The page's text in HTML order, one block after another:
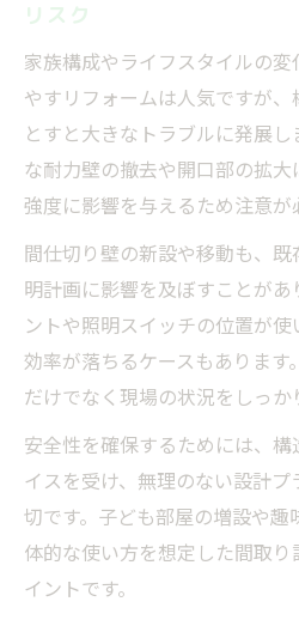
リスク
家族構成やライフスタイルの
やすリフォームは人気ですが
とすと大きなトラブルに発展
な耐力壁の撤去や開口部の拡
強度に影響を与えるため注意が
間仕切り壁の新設や移動も、
明計画に影響を及ぼすことが
ントや照明スイッチの位置が
効率が落ちるケースもあります
だけでなく現場の状況をしっか
安全性を確保するためには、
イスを受け、無理のない設計
切です。子ども部屋の増設や趣
体的な使い方を想定した間取
イントです。